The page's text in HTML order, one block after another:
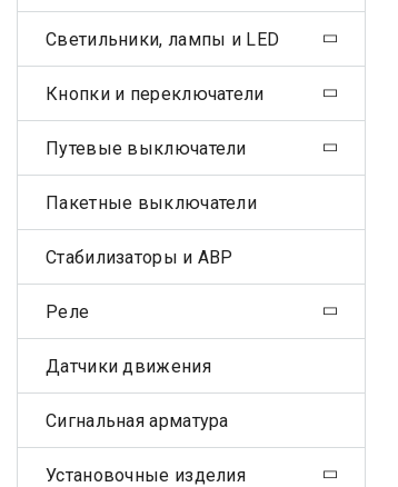
Светильники, лампы и LED
Кнопки и переключатели
Путевые выключатели
Пакетные выключатели
Стабилизаторы и АВР
Реле
Датчики движения
Сигнальная арматура
Установочные изделия